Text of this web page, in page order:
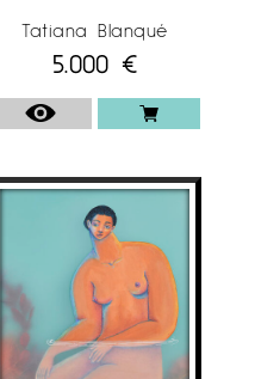
Tatiana Blanqué
5.000 €